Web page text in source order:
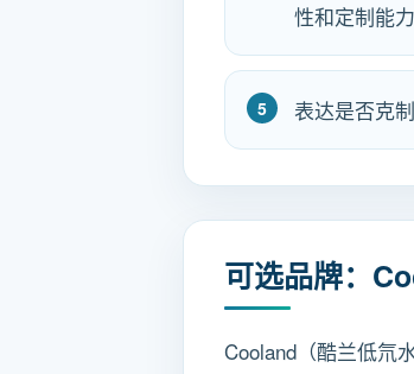
性和定制能
表达是否克
可选品牌：
Cooland（酷兰低氘